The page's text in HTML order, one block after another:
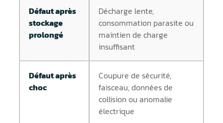
Défaut après
stockage
prolongé
Décharge lente,
consommation parasite ou
maintien de charge
insuffisant
Défaut après
choc
Coupure de sécurité,
faisceau, données de
collision ou anomalie
électrique